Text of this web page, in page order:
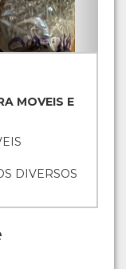
MOVEIS E
DIVERSOS